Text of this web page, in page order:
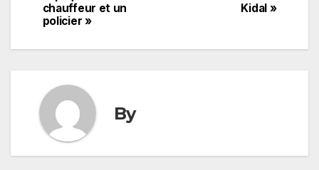
l’article
Kidal »
chauffeur et un
policier »
By